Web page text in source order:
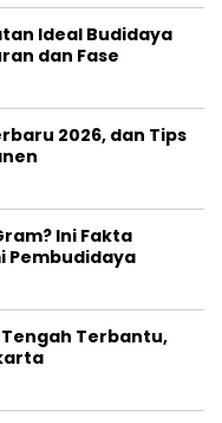
Ideal Budidaya
dan Fase
2026, dan Tips
Ini Fakta
Pembudidaya
Terbantu,